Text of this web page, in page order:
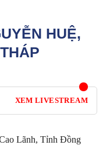
HUỆ,
XEM LIVESTREAM
Lãnh, Tỉnh Đồng